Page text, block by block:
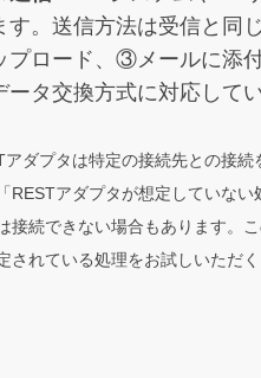
す。送信方法は受信と
プロード、③メールに添
ータ交換方式に対応してい
ダプタは特定の接続先との接
RESTアダプタが想定していな
接続できない場合もあります。
されている処理をお試しいただ